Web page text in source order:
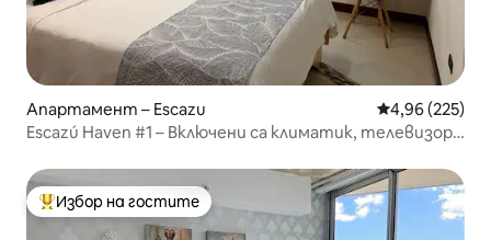
Апартамент – Escazu Средна
4,96 (225)
Escazú Haven #1 – Включени са климатик, телевизор,
Най-популярен избор на гостите
Избор на гостите